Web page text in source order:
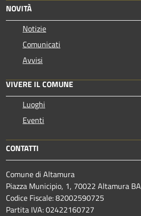
NOVITÀ
Notizie
Comunicati
Avvisi
VIVERE IL COMUNE
Luoghi
Eventi
CONTATTI
Comune di Altamura
Piazza Municipio, 1, 70022 Altamura BA
Codice Fiscale: 82002590725
Partita IVA: 02422160727